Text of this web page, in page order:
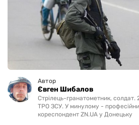
Автор
Євген Шибалов
Стрілець-гранатометник,
ТРО ЗСУ. У минулому -
кореспондент ZN.UA у Донецьку